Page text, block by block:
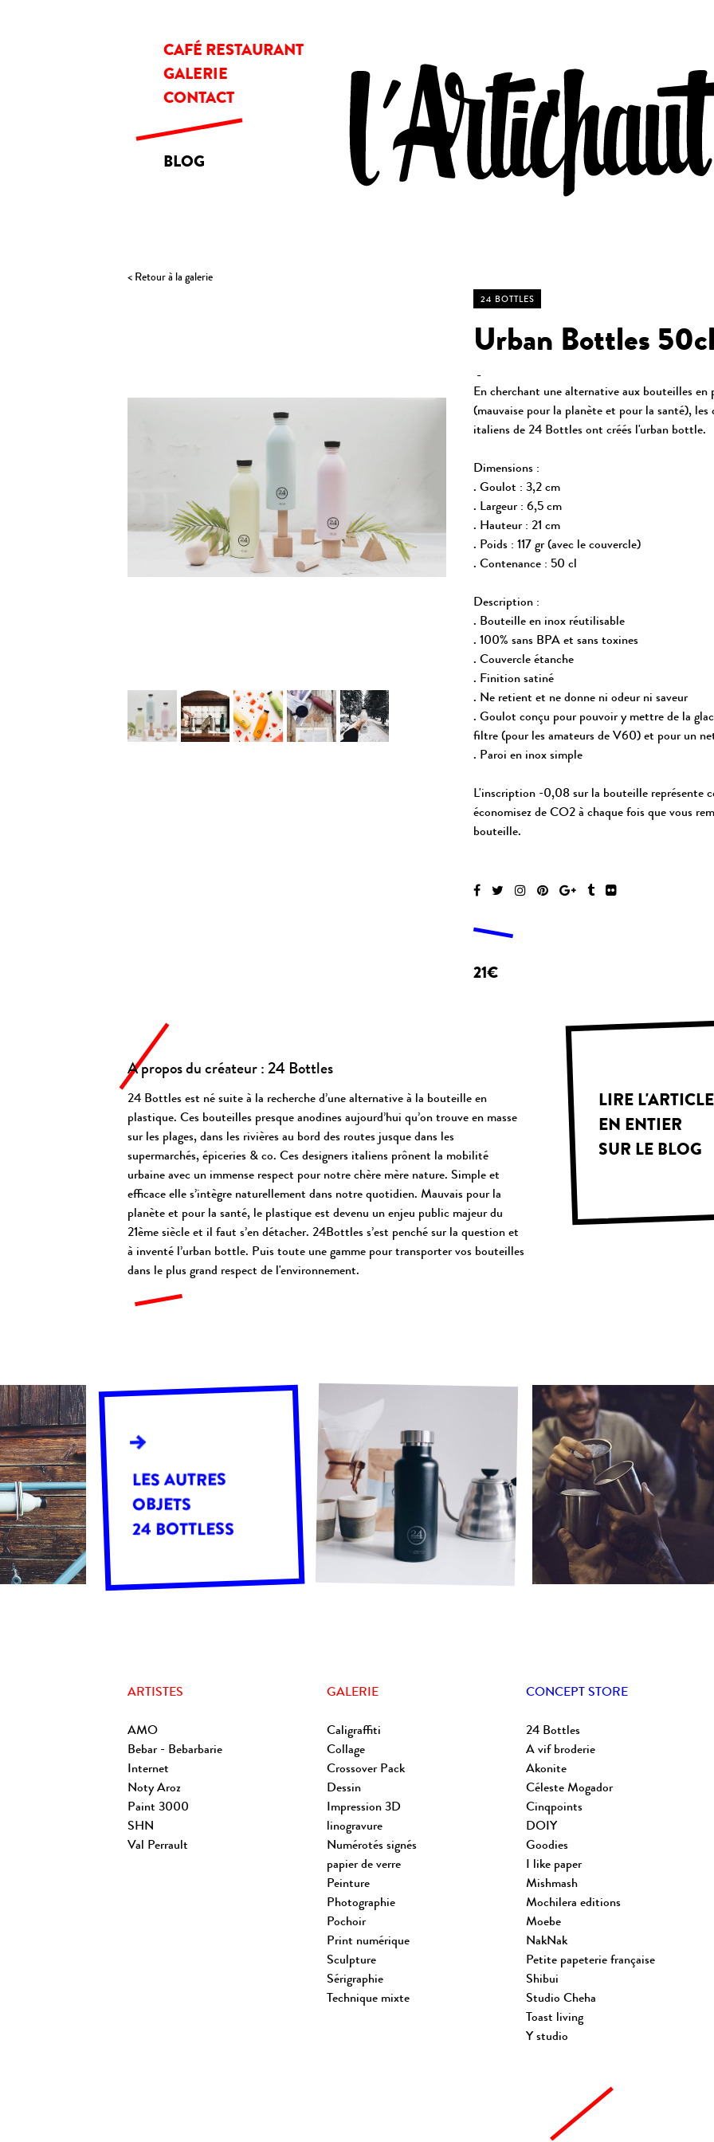
CAFÉ RESTAURANT
GALERIE
CONTACT
BLOG
< Retour à la galerie
24 BOTTLES
Urban Bottles
-
En cherchant une alternative aux bouteilles en
(mauvaise pour la planète et pour la santé), les
italiens de 24 Bottles ont créés l'urban bottle.
Dimensions :
. Goulot : 3,2 cm
. Largeur : 6,5 cm
. Hauteur : 21 cm
. Poids : 117 gr (avec le couvercle)
. Contenance : 50 cl
Description :
. Bouteille en inox réutilisable
. 100% sans BPA et sans toxines
. Couvercle étanche
. Finition satiné
. Ne retient et ne donne ni odeur ni saveur
. Goulot conçu pour pouvoir y mettre de la
filtre (pour les amateurs de V60) et pour un
. Paroi en inox simple
L'inscription -0,08 sur la bouteille représente
économisez de CO2 à chaque fois que vous
bouteille.
21€
A propos du créateur : 24 Bottles
24 Bottles est né suite à la recherche d’une alternative à la bouteille en
plastique. Ces bouteilles presque anodines aujourd’hui qu’on trouve en masse
sur les plages, dans les rivières au bord des routes jusque dans les
supermarchés, épiceries & co. Ces designers italiens prônent la mobilité
urbaine avec un immense respect pour notre chère mère nature. Simple et
efficace elle s’intègre naturellement dans notre quotidien. Mauvais pour la
planète et pour la santé, le plastique est devenu un enjeu public majeur du
21ème siècle et il faut s’en détacher. 24Bottles s’est penché sur la question et
à inventé l’urban bottle. Puis toute une gamme pour transporter vos bouteilles
dans le plus grand respect de l'environnement.
LIRE L'ARTICLE
EN ENTIER
SUR LE BLOG
LES AUTRES
OBJETS
24 BOTTLESS
ARTISTES
AMO
Bebar - Bebarbarie
Internet
Noty Aroz
Paint 3000
SHN
Val Perrault
GALERIE
Caligraffiti
Collage
Crossover Pack
Dessin
Impression 3D
linogravure
Numérotés signés
papier de verre
Peinture
Photographie
Pochoir
Print numérique
Sculpture
Sérigraphie
Technique mixte
CONCEPT STORE
24 Bottles
A vif broderie
Akonite
Céleste Mogador
Cinqpoints
DOIY
Goodies
I like paper
Mishmash
Mochilera editions
Moebe
NakNak
Petite papeterie française
Shibui
Studio Cheha
Toast living
Y studio